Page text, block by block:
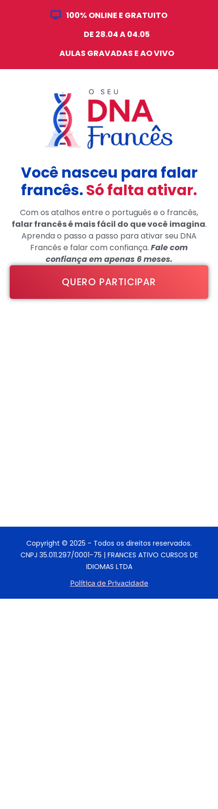
100% ONLINE E GRATUITO
DE 28.04 A 04.05
AULAS GRAVADAS E AO VIVO
Você nasceu para falar
francês.Só falta ativar.
Com os atalhos entre o português e o francês,
falar francês é mais fácil do que você imagina.
Aprenda o passo a passo para ativar seu DNA
Francês e falar com confiança. Fale com
confiança em apenas 6 meses.
QUERO PARTICIPAR
Copyright © 2025 - Todos os direitos reservados.
CNPJ 35.011.297/0001-75 | FRANCES ATIVO CURSOS DE
IDIOMAS LTDA
Política de Privacidade